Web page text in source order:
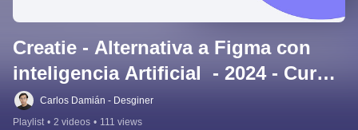
Creatie - Alternativa a Figma con
inteligencia Artificial  - 2024 - Curso
gratis en español de UI.
Carlos Damián - Desginer
Playlist • 2 videos • 111 views